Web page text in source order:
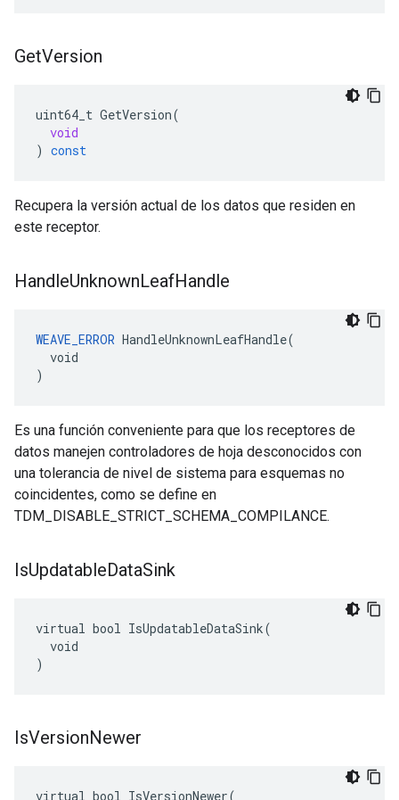
GetVersion
uint64_t GetVersion(
void
) const
Recupera la versión actual de los datos que residen en
este receptor.
HandleUnknownLeafHandle
WEAVE_ERROR HandleUnknownLeafHandle(
  void
)
Es una función conveniente para que los receptores de
datos manejen controladores de hoja desconocidos con
una tolerancia de nivel de sistema para esquemas no
coincidentes, como se define en
TDM_DISABLE_STRICT_SCHEMA_COMPILANCE.
IsUpdatableDataSink
virtual bool IsUpdatableDataSink(
  void
)
IsVersionNewer
virtual bool IsVersionNewer(